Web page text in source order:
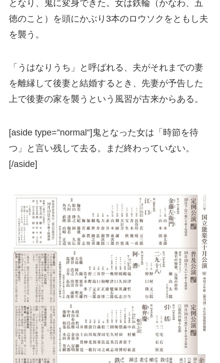
となり、鬼に変身できた。女は鉄輪（かなわ、五
徳のこと）を頭にかぶり3本のロウソクをともし夫
を襲う。
「うはなりうち」と呼ばれる、夫がそれまでの妻
を離縁して後妻と結婚するとき、先妻が予告した
上で後妻の家を襲うという風習が古来からある。
[aside type=”normal”]鬼となった女は「時節を待
つ」と言い残して去る。まだ終わっていない。
[/aside]